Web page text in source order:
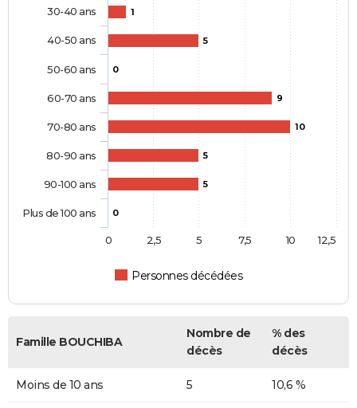
1
5
0
9
10
5
5
0
Personnes décédées
30-40 ans
40-50 ans
50-60 ans
60-70 ans
70-80 ans
80-90 ans
90-100 ans
Plus de 100 ans
0 10
2,5 5 7,5 12,5
Famille BOUCHIBA
Nombre de
décès
% des
décès
Moins de 10 ans 5 10,6 %